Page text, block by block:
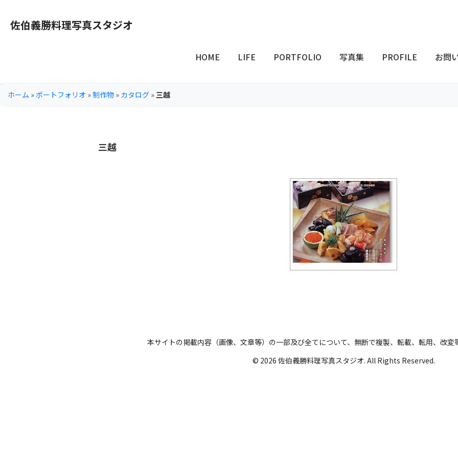
佐伯義勝料理写真スタジオ
HOME LIFE PORTFOLIO 写真集 PROFILE お問
ホーム »ポートフォリオ »制作物 » カタログ » 三越
三越
本サイトの掲載内容（画像、文章等）の一部及び全てについて、無断で複製、転載、転用、改変
© 2026 佐伯義勝料理写真スタジオ. All Rights Reserved.